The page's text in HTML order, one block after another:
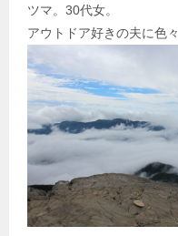
ツマ。30代女。
アウトドア好きの夫に色